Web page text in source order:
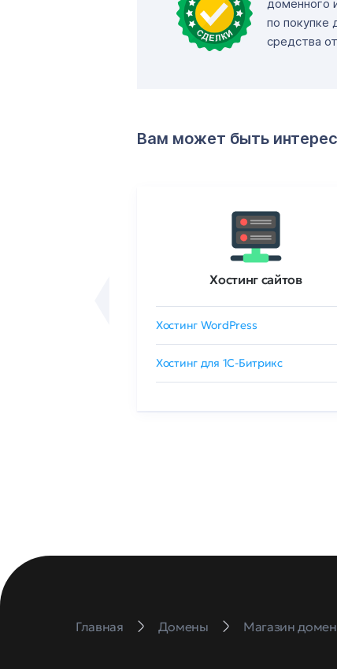
доменного
по покупке
средства
Вам может быть
Хостинг сайтов
Хостинг WordPress
Хостинг для 1C-Битрикс
Главная Домены Магазин